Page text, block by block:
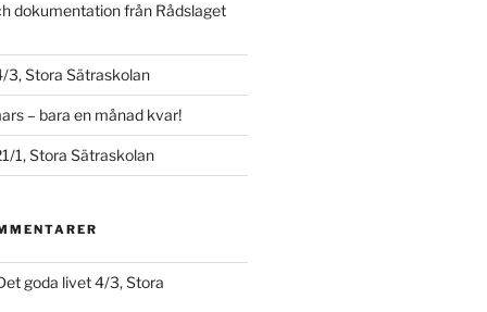
dokumentation från Rådslaget
3, Stora Sätraskolan
– bara en månad kvar!
1, Stora Sätraskolan
goda livet 4/3, Stora